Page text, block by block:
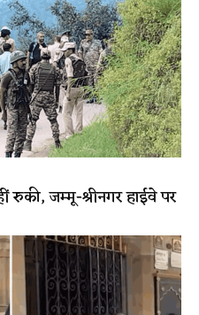
रुकी, जम्मू-श्रीनगर हाईवे पर